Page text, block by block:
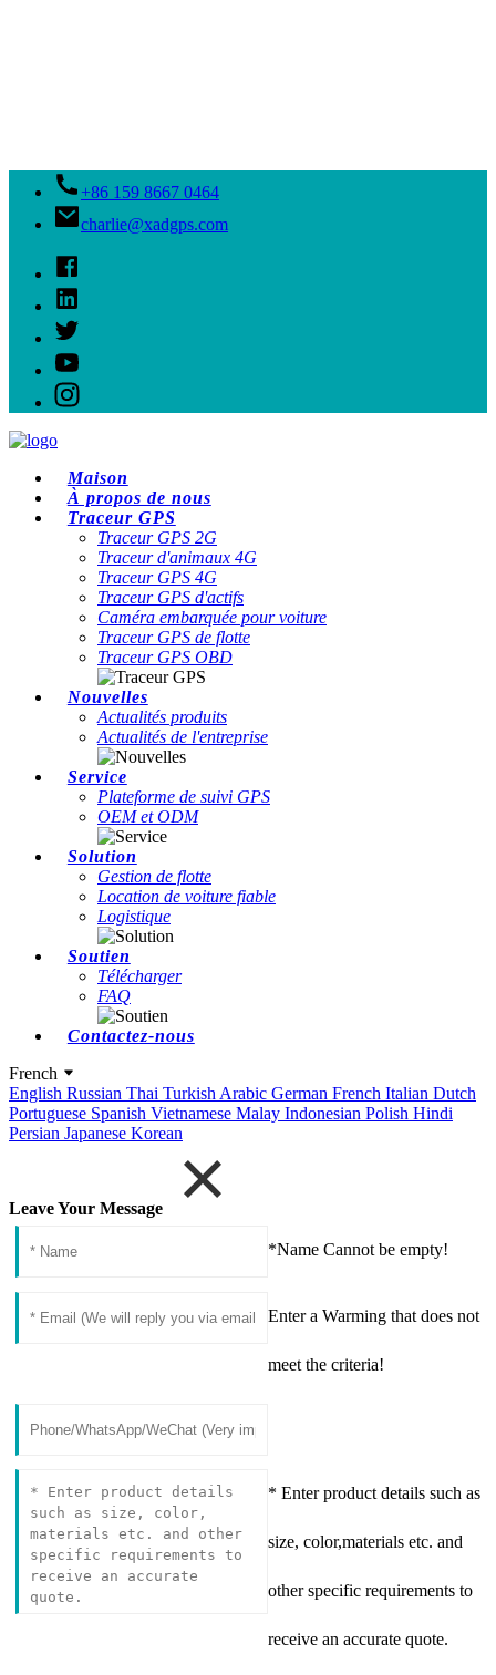
+86 159 8667 0464
charlie@xadgps.com
Maison
À propos de nous
Traceur GPS
Traceur GPS 2G
Traceur d'animaux 4G
Traceur GPS 4G
Traceur GPS d'actifs
Caméra embarquée pour voiture
Traceur GPS de flotte
Traceur GPS OBD
Nouvelles
Actualités produits
Actualités de l'entreprise
Service
Plateforme de suivi GPS
OEM et ODM
Solution
Gestion de flotte
Location de voiture fiable
Logistique
Soutien
Télécharger
FAQ
Contactez-nous
French
English Russian Thai Turkish Arabic German French Italian Dutch
Portuguese Spanish Vietnamese Malay Indonesian Polish Hindi
Persian Japanese Korean
Leave Your Message
*Name Cannot be empty!
Enter a Warming that does not
meet the criteria!
* Enter product details such as
size, color,materials etc. and
other specific requirements to
receive an accurate quote.